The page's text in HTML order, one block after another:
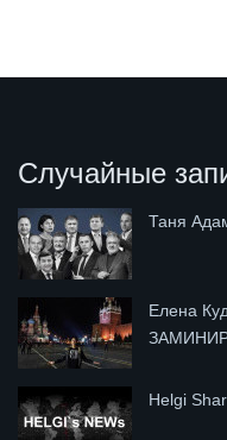
Случайные
Таня
Елена
Helgi